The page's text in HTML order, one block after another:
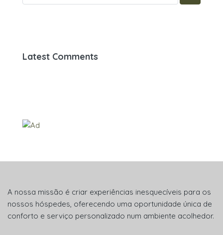
Latest Comments
A nossa missão é criar experiências inesquecíveis para os
nossos hóspedes, oferecendo uma oportunidade única de
conforto e serviço personalizado num ambiente acolhedor.